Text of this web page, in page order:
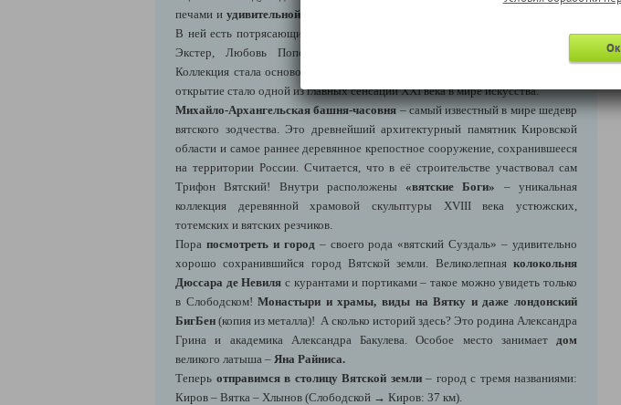
печами иудивительной коллекцией русского авангарда Семена Луппова.
В ней есть потрясающие «карты» Ольги Розановой и шедевры Александры
Экстер, Любовь Поповой, Николая Синезубова, Алексея Моргунова.
Коллекция стала основой нашумевшей выставки «На телеге в XX век», а её
открытие стало одной из главных сенсаций XXI века в мире искусства.
Михайло-Архангельская башня-часовня– самый известный в мире шедевр
вятского зодчества. Это древнейший архитектурный памятник Кировской
области и самое раннее деревянное крепостное сооружение, сохранившееся
на территории России. Считается, что в её строительстве участвовал сам
Трифон Вятский! Внутри расположены«вятские Боги» – уникальная
коллекция деревянной храмовой скульптуры XVIII века устюжских,
тотемских и вятских резчиков.
Пора посмотреть и город – своего рода «вятский Суздаль» – удивительно
хорошо сохранившийся город Вятской земли. Великолепная колокольня
Дюссара де Невиля с курантами и портиками – такое можно увидеть только
в Слободском!Монастыри и храмы, виды на Вятку и даже лондонский
БигБен (копия из металла)! А сколько историй здесь? Это родина Александра
Грина и академика Александра Бакулева. Особое место занимает дом
великого латыша – Яна Райниса.
Теперь отправимся в столицу Вятской земли– город с тремя названиями:
Киров – Вятка – Хлынов (Слободской → Киров: 37 км).
Ок